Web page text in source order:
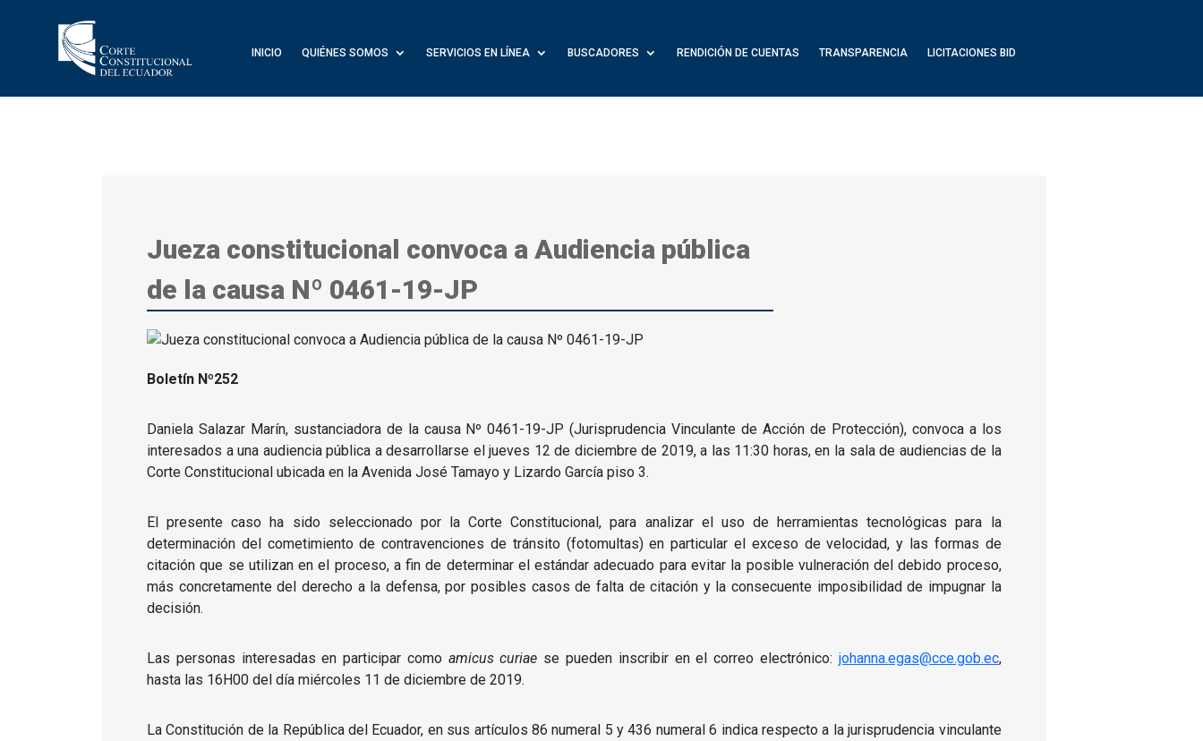
INICIO QUIÉNES SOMOS SERVICIOS EN LÍNEA BUSCADORES RENDICIÓN DE CUENTAS TRANSPARENCIA LICITACIONES BID
Jueza constitucional convoca a Audiencia pública
de la causa Nº 0461-19-JP
Boletín Nº252
Daniela Salazar Marín, sustanciadora de la causa Nº 0461-19-JP (Jurisprudencia Vinculante de Acción de Protección), convoca a los
interesados a una audiencia pública a desarrollarse el jueves 12 de diciembre de 2019, a las 11:30 horas, en la sala de audiencias de la
Corte Constitucional ubicada en la Avenida José Tamayo y Lizardo García piso 3.
El presente caso ha sido seleccionado por la Corte Constitucional, para analizar el uso de herramientas tecnológicas para la
determinación del cometimiento de contravenciones de tránsito (fotomultas) en particular el exceso de velocidad, y las formas de
citación que se utilizan en el proceso, a fin de determinar el estándar adecuado para evitar la posible vulneración del debido proceso,
más concretamente del derecho a la defensa, por posibles casos de falta de citación y la consecuente imposibilidad de impugnar la
decisión.
Las personas interesadas en participar como amicus curiae se pueden inscribir en el correo electrónico: johanna.egas@cce.gob.ec,
hasta las 16H00 del día miércoles 11 de diciembre de 2019.
La Constitución de la República del Ecuador, en sus artículos 86 numeral 5 y 436 numeral 6 indica respecto a la jurisprudencia vinculante